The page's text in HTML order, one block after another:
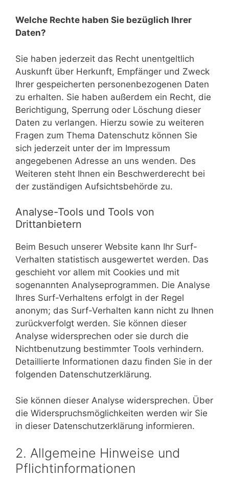
Welche Rechte haben Sie bezüglich Ihrer
Daten?
Sie haben jederzeit das Recht unentgeltlich
Auskunft über Herkunft, Empfänger und Zweck
Ihrer gespeicherten personenbezogenen Daten
zu erhalten. Sie haben außerdem ein Recht, die
Berichtigung, Sperrung oder Löschung dieser
Daten zu verlangen. Hierzu sowie zu weiteren
Fragen zum Thema Datenschutz können Sie
sich jederzeit unter der im Impressum
angegebenen Adresse an uns wenden. Des
Weiteren steht Ihnen ein Beschwerderecht bei
der zuständigen Aufsichtsbehörde zu.
Analyse-Tools und Tools von
Drittanbietern
Beim Besuch unserer Website kann Ihr Surf-
Verhalten statistisch ausgewertet werden. Das
geschieht vor allem mit Cookies und mit
sogenannten Analyseprogrammen. Die Analyse
Ihres Surf-Verhaltens erfolgt in der Regel
anonym; das Surf-Verhalten kann nicht zu Ihnen
zurückverfolgt werden. Sie können dieser
Analyse widersprechen oder sie durch die
Nichtbenutzung bestimmter Tools verhindern.
Detaillierte Informationen dazu finden Sie in der
folgenden Datenschutzerklärung.
Sie können dieser Analyse widersprechen. Über
die Widerspruchsmöglichkeiten werden wir Sie
in dieser Datenschutzerklärung informieren.
2. Allgemeine Hinweise und
Pflichtinformationen